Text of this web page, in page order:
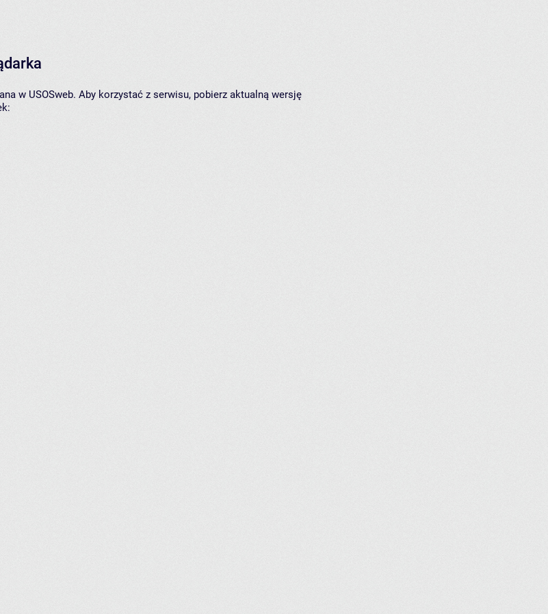
w USOSweb. Aby korzystać z serwisu, pobierz aktualną wersję